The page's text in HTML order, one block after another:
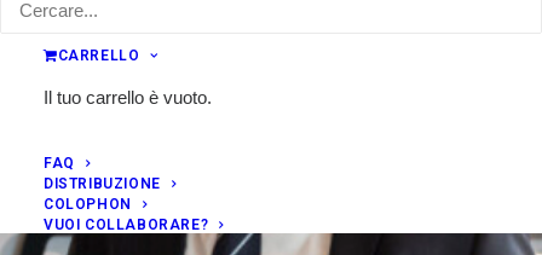
CARRELLO
Il tuo carrello è vuoto.
FAQ
DISTRIBUZIONE
COLOPHON
VUOI COLLABORARE?